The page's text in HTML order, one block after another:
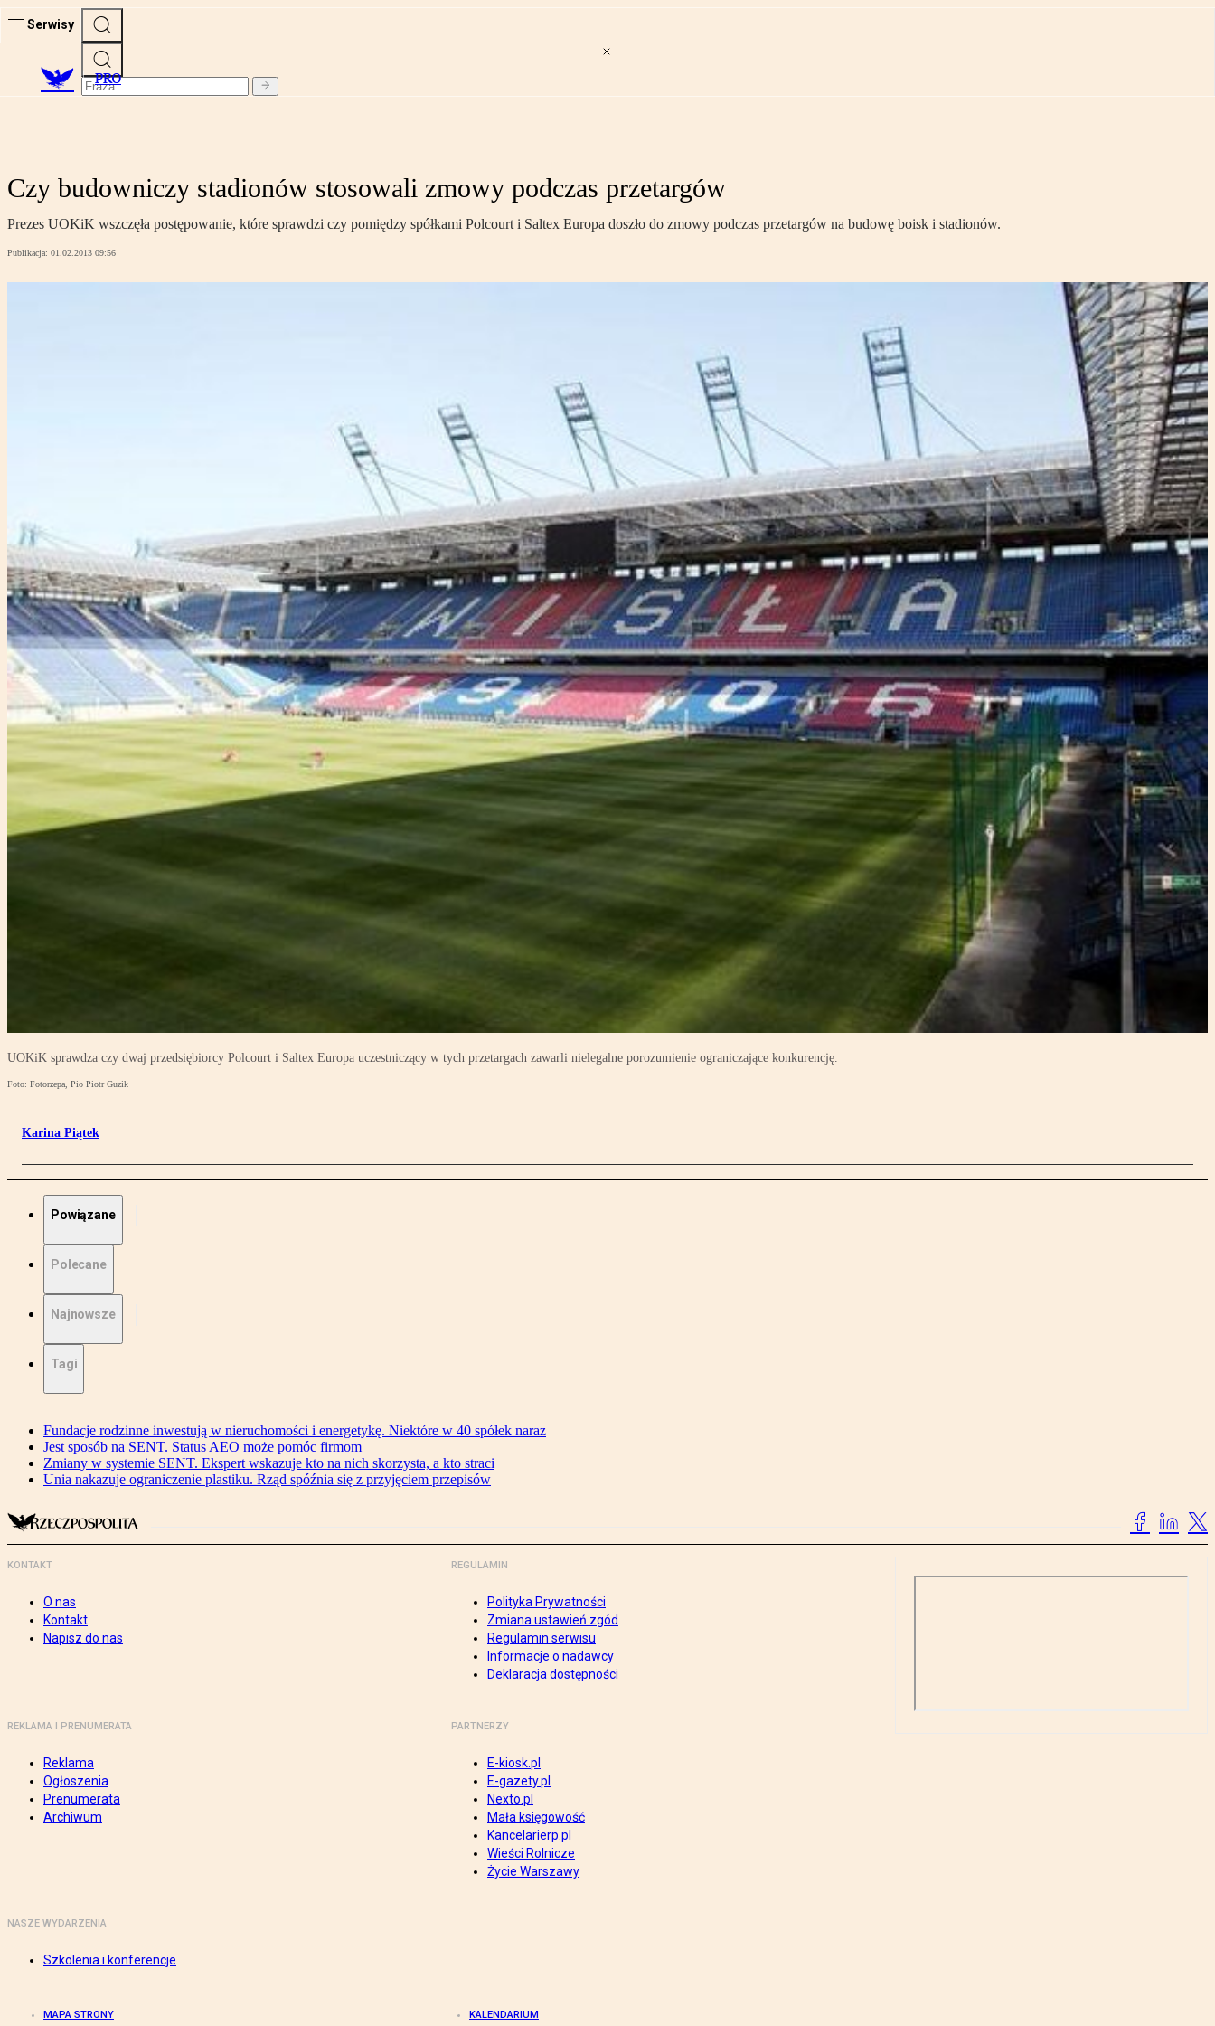
Serwisy
PRO
Czy budowniczy stadionów stosowali zmowy podczas przetargów
Prezes UOKiK wszczęła postępowanie, które sprawdzi czy pomiędzy spółkami Polcourt i Saltex Europa doszło do zmowy podczas przetargów na budowę boisk i stadionów.
Publikacja: 01.02.2013 09:56
UOKiK sprawdza czy dwaj przedsiębiorcy Polcourt i Saltex Europa uczestniczący w tych przetargach zawarli nielegalne porozumienie ograniczające konkurencję.
Foto: Fotorzepa, Pio Piotr Guzik
Karina Piątek
Powiązane
Polecane
Najnowsze
Tagi
Fundacje rodzinne inwestują w nieruchomości i energetykę. Niektóre w 40 spółek naraz
Jest sposób na SENT. Status AEO może pomóc firmom
Zmiany w systemie SENT. Ekspert wskazuje kto na nich skorzysta, a kto straci
Unia nakazuje ograniczenie plastiku. Rząd spóźnia się z przyjęciem przepisów
KONTAKT
O nas
Kontakt
Napisz do nas
REGULAMIN
Polityka Prywatności
Zmiana ustawień zgód
Regulamin serwisu
Informacje o nadawcy
Deklaracja dostępności
REKLAMA I PRENUMERATA
Reklama
Ogłoszenia
Prenumerata
Archiwum
PARTNERZY
E-kiosk.pl
E-gazety.pl
Nexto.pl
Mała księgowość
Kancelarierp.pl
Wieści Rolnicze
Życie Warszawy
NASZE WYDARZENIA
Szkolenia i konferencje
MAPA STRONY KALENDARIUM